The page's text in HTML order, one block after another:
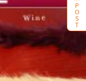
P
O
S
T